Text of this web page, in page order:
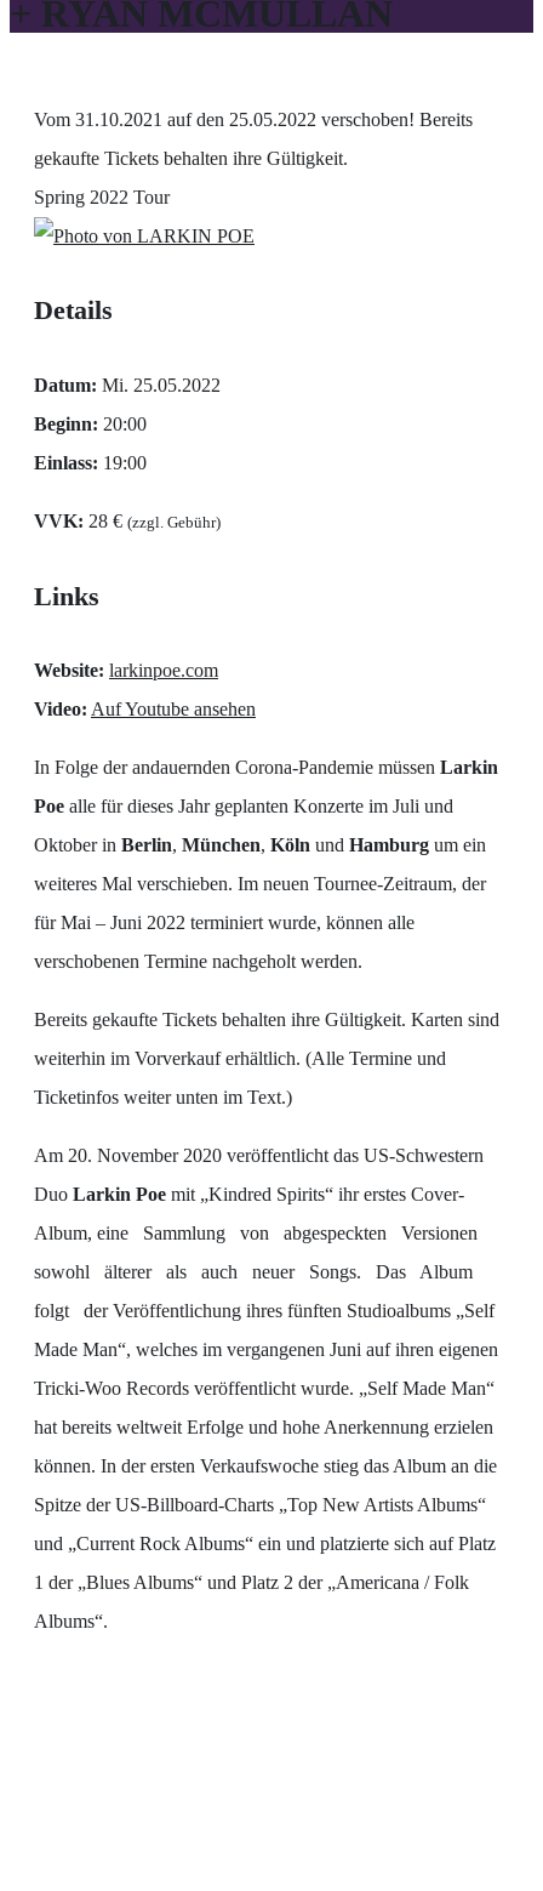
+ RYAN MCMULLAN
Vom 31.10.2021 auf den 25.05.2022 verschoben! Bereits
gekaufte Tickets behalten ihre Gültigkeit.
Spring 2022 Tour
Details
Datum: Mi. 25.05.2022
Beginn: 20:00
Einlass: 19:00
VVK: 28 € (zzgl. Gebühr)
Links
Website: larkinpoe.com
Video: Auf Youtube ansehen
In Folge der andauernden Corona-Pandemie müssen Larkin
Poe alle für dieses Jahr geplanten Konzerte im Juli und
Oktober in Berlin, München, Köln und Hamburg um ein
weiteres Mal verschieben. Im neuen Tournee-Zeitraum, der
für Mai – Juni 2022 terminiert wurde, können alle
verschobenen Termine nachgeholt werden.
Bereits gekaufte Tickets behalten ihre Gültigkeit. Karten sind
weiterhin im Vorverkauf erhältlich. (Alle Termine und
Ticketinfos weiter unten im Text.)
Am 20. November 2020 veröffentlicht das US-Schwestern
Duo Larkin Poe mit „Kindred Spirits“ ihr erstes Cover-
Album, eine Sammlung von abgespeckten Versionen
sowohl älterer als auch neuer Songs. Das Album
folgt der Veröffentlichung ihres fünften Studioalbums „Self
Made Man“, welches im vergangenen Juni auf ihren eigenen
Tricki-Woo Records veröffentlicht wurde. „Self Made Man“
hat bereits weltweit Erfolge und hohe Anerkennung erzielen
können. In der ersten Verkaufswoche stieg das Album an die
Spitze der US-Billboard-Charts „Top New Artists Albums“
und „Current Rock Albums“ ein und platzierte sich auf Platz
1 der „Blues Albums“ und Platz 2 der „Americana / Folk
Albums“.